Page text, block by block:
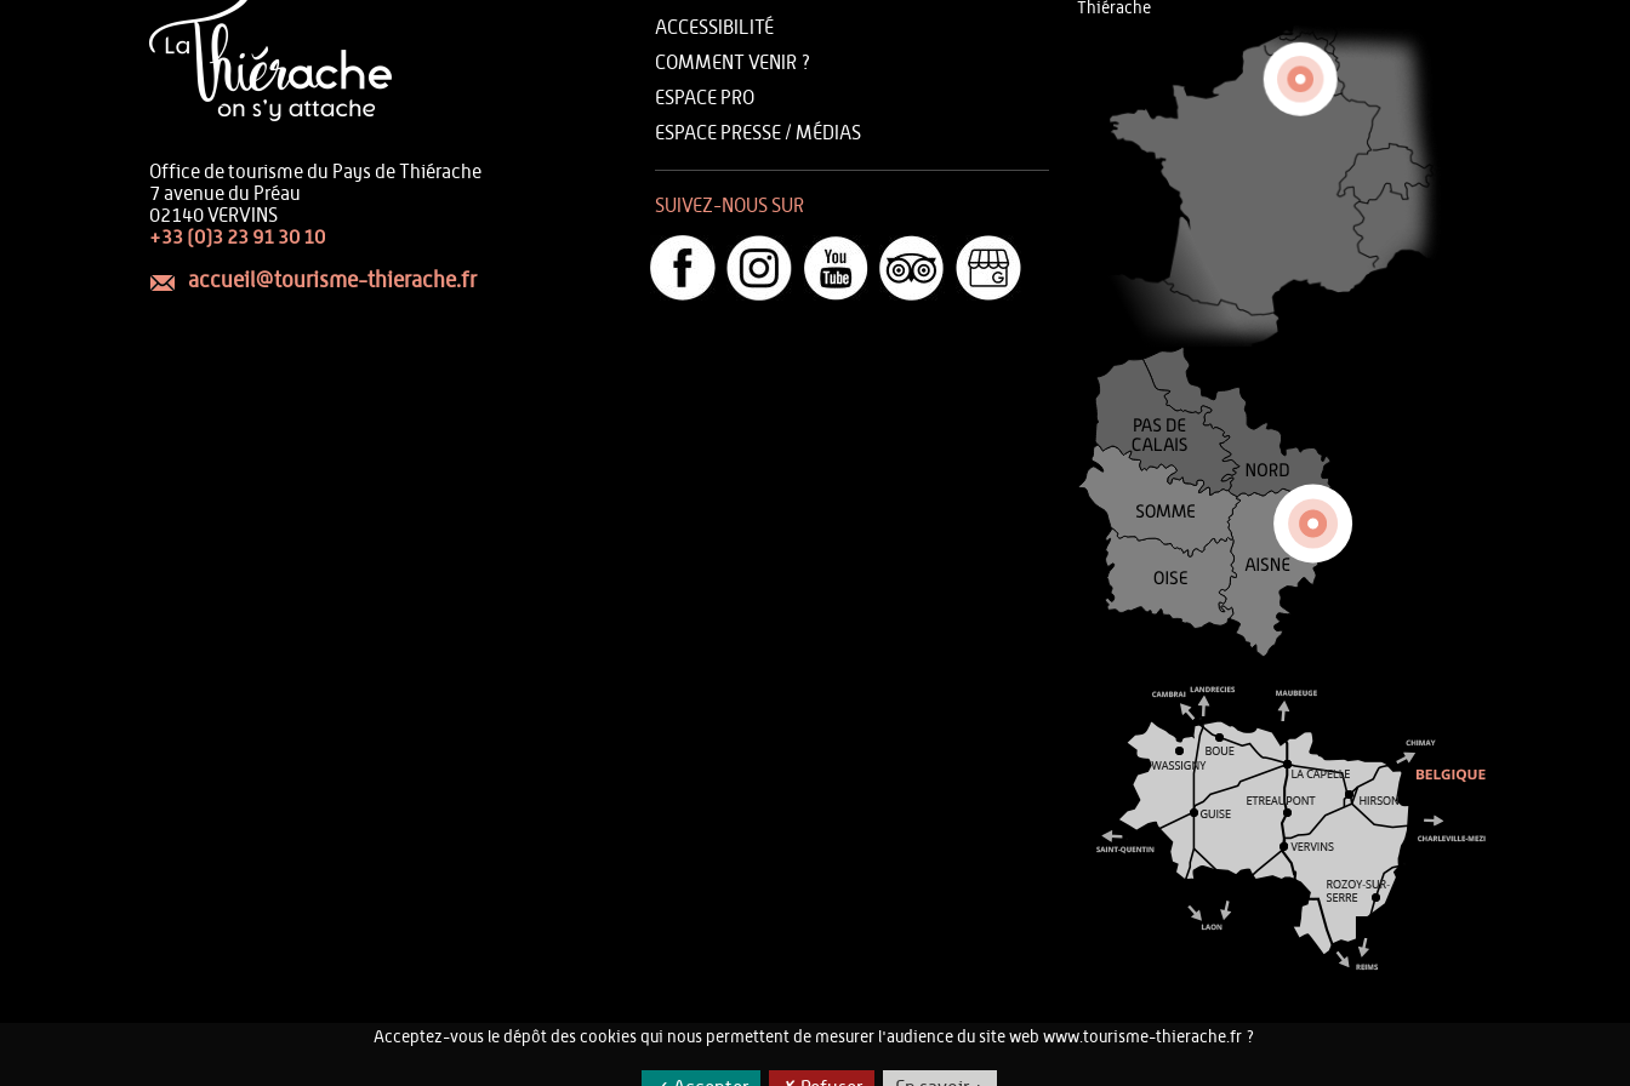
Office de tourisme du Pays de Thiérache
7 avenue du Préau
02140 VERVINS
+33 (0)3 23 91 30 10
accueil@tourisme-thierache.fr
ACCESSIBILITÉ
COMMENT VENIR ?
ESPACE PRO
ESPACE PRESSE / MÉDIAS
SUIVEZ-NOUS SUR
Thiérache
CONTACT MENTIONS LÉGALES
Acceptez-vous le dépôt des cookies qui nous permettent de mesurer l'audience du site web www.tourisme-thierache.fr ?